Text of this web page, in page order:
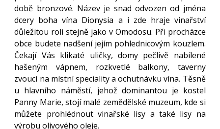
době bronzové. Název je snad odvozen od jména
dcery boha vína Dionysia a i zde hraje vinařství
důležitou roli stejně jako v Omodosu. Při procházce
obce budete nadšení jejím pohlednicovým kouzlem.
Čekají Vás klikaté uličky, domy pečlivě nabílené
hašeným vápnem, rozkvetlé balkony, taverny
zvoucí na místní speciality a ochutnávku vína. Těsně
u hlavního náměstí, jehož dominantou je kostel
Panny Marie, stojí malé zemědělské muzeum, kde si
můžete prohlédnout vinařské lisy a také lisy na
výrobu olivového oleje.